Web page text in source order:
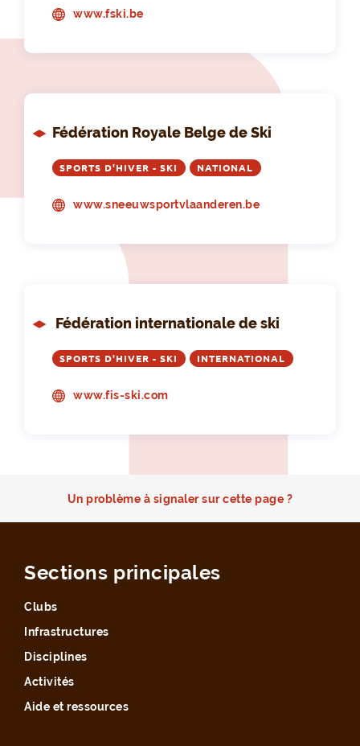
www.fski.be
Fédération Royale Belge de Ski
SPORTS D'HIVER - SKI NATIONAL
www.sneeuwsportvlaanderen.be
Fédération internationale de ski
SPORTS D'HIVER - SKI INTERNATIONAL
www.fis-ski.com
Un problème à signaler sur cette page ?
Sections principales
Clubs
Infrastructures
Disciplines
Activités
Aide et ressources